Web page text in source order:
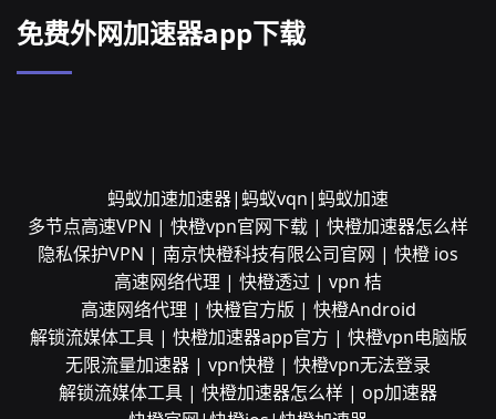
免费外网加速器app下载
蚂蚁加速加速器|蚂蚁vqn|蚂蚁加速
多节点高速VPN | 快橙vpn官网下载 | 快橙加速器怎么样
隐私保护VPN | 南京快橙科技有限公司官网 | 快橙 ios
高速网络代理 | 快橙透过 | vpn 桔
高速网络代理 | 快橙官方版 | 快橙Android
解锁流媒体工具 | 快橙加速器app官方 | 快橙vpn电脑版
无限流量加速器 | vpn快橙 | 快橙vpn无法登录
解锁流媒体工具 | 快橙加速器怎么样 | op加速器